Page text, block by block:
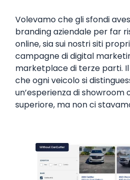
Volevamo che gli sfondi
branding aziendale per far
online, sia sui nostri siti
campagne di digital
marketplace di terze parti.
che ogni veicolo si
un’esperienza di showroom
superiore, ma non ci